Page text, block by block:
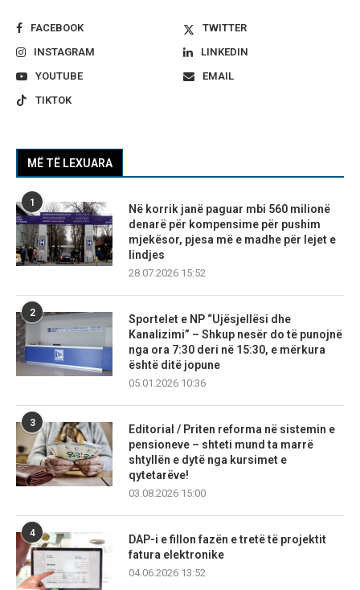
FACEBOOK
TWITTER
INSTAGRAM
LINKEDIN
YOUTUBE
EMAIL
TIKTOK
MË TË LEXUARA
1
Në korrik janë paguar mbi 560 milionë
denarë për kompensime për pushim
mjekësor, pjesa më e madhe për lejet e
lindjes
28.07.2026 15:52
2
Sportelet e NP “Ujësjellësi dhe
Kanalizimi” – Shkup nesër do të punojnë
nga ora 7:30 deri në 15:30, e mërkura
është ditë jopune
05.01.2026 10:36
3
Editorial / Priten reforma në sistemin e
pensioneve – shteti mund ta marrë
shtyllën e dytë nga kursimet e
qytetarëve!
03.08.2026 15:00
4
DAP-i e fillon fazën e tretë të projektit
fatura elektronike
04.06.2026 13:52